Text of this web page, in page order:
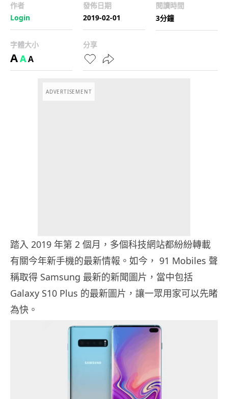
作者
Login
發佈日期
2019-02-01
閱讀時間
3分鐘
字體大小
AAA
分享
ADVERTISEMENT
踏入 2019 年第 2 個月，多個科技網站都紛紛轉載
有關今年新手機的最新情報。如今， 91 Mobiles 聲
稱取得 Samsung 最新的新聞圖片，當中包括
Galaxy S10 Plus 的最新圖片，讓一眾用家可以先睹
為快。